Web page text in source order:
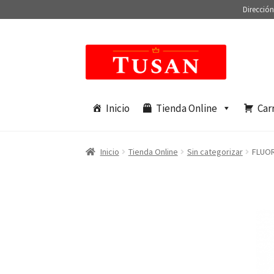
navegación
contenido
Inicio Tienda Online
Inicio Tienda Online Sin categorizar